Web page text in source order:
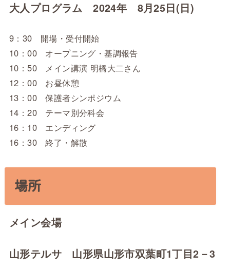
大人プログラム 2024年 8月25日(日)
9：30 開場・受付開始
10：00 オープニング・基調報告
10：50 メイン講演 明橋大二さん
12：00 お昼休憩
13：00 保護者シンポジウム
14：20 テーマ別分科会
16：10 エンディング
16：30 終了・解散
場所
メイン会場
山形テルサ 山形県山形市双葉町1丁目2－3